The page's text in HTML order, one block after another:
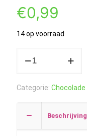
€0,99
14 op voorraad
Wurly
gram
Categorie: Chocolade
Beschrijving